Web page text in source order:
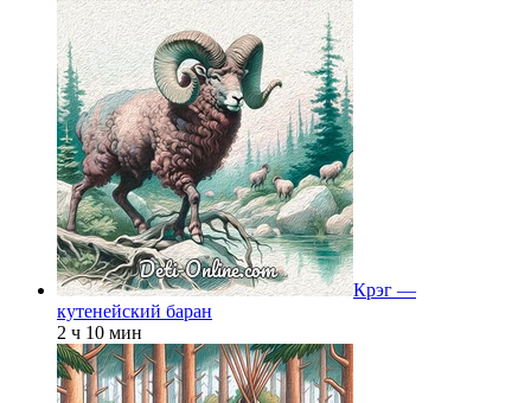
Крэг —
кутенейский баран
2 ч 10 мин